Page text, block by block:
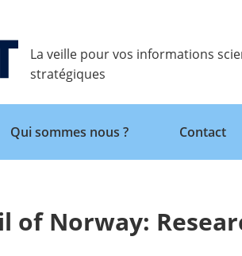
La veille pour vos informations
stratégiques
Retour
Qui sommes nous ? Contact
of Norway: